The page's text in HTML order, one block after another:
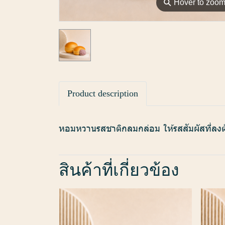
Hover to zoom
Product description
หอมหวานรสชาติกลมกล่อม ให้รสสัมผัสที่ลง
สินค้าที่เกี่ยวข้อง